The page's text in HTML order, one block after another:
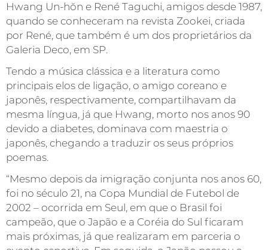
Hwang Un-hŏn e René Taguchi, amigos desde 1987,
quando se conheceram na revista Zookei, criada
por René, que também é um dos proprietários da
Galeria Deco, em SP.
Tendo a música clássica e a literatura como
principais elos de ligação, o amigo coreano e
japonês, respectivamente, compartilhavam da
mesma língua, já que Hwang, morto nos anos 90
devido a diabetes, dominava com maestria o
japonês, chegando a traduzir os seus próprios
poemas.
“Mesmo depois da imigração conjunta nos anos 60,
foi no século 21, na Copa Mundial de Futebol de
2002 – ocorrida em Seul, em que o Brasil foi
campeão, que o Japão e a Coréia do Sul ficaram
mais próximas, já que realizaram em parceria o